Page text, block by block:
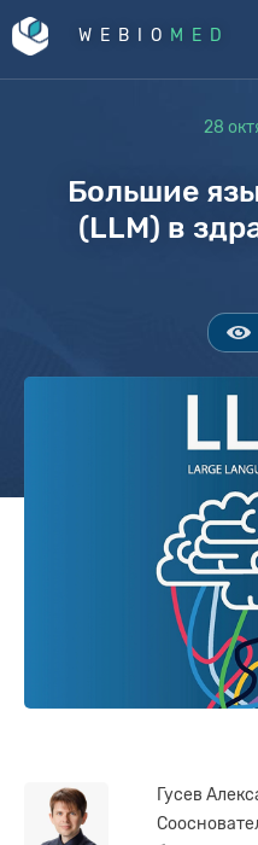
WEBIO MED
28
Большие
(LLM) в
Гусев